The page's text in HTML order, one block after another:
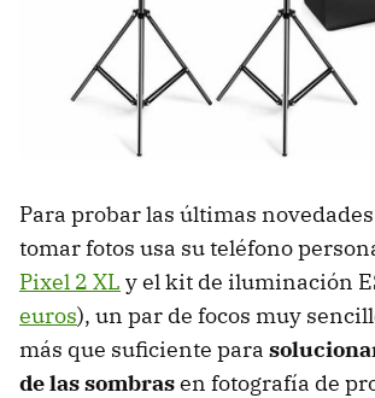
Para probar las últimas
tomar fotos usa su teléfono
Pixel 2 XL y el kit de iluminación
euros), un par de focos muy
más que suficiente para
de las sombrasen fotografía de